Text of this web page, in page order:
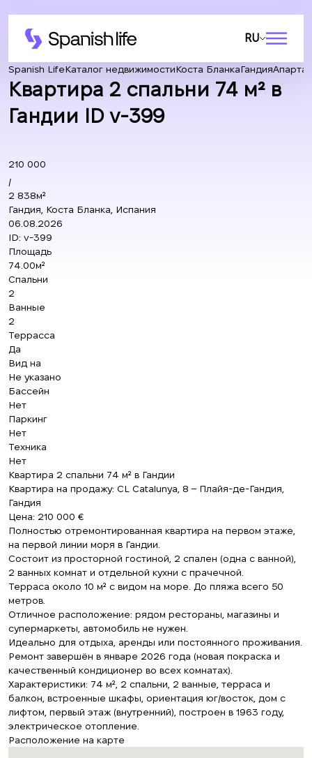
RU
Spanish LifeКаталог недвижимостиКоста БланкаГандия
Квартира 2 спальни 74 м² в
Гандии ID v-399
210 000
/
2 838м²
Гандия, Коста Бланка, Испания
06.08.2026
ID: v-399
Площадь
74.00м²
Спальни
2
Ванные
2
Террасса
Да
Вид на
Не указано
Бассейн
Нет
Паркинг
Нет
Техника
Нет
Квартира 2 спальни 74 м² в Гандии
Квартира на продажу: CL Catalunya, 8 – Плайя-де-Гандия,
Гандия
Цена: 210 000 €
Полностью отремонтированная квартира на первом этаже,
на первой линии моря в Гандии.
Состоит из просторной гостиной, 2 спален (одна с ванной),
2 ванных комнат и отдельной кухни с прачечной.
Терраса около 10 м² с видом на море. До пляжа всего 50
метров.
Отличное расположение: рядом рестораны, магазины и
супермаркеты, автомобиль не нужен.
Идеально для отдыха, аренды или постоянного проживания.
Ремонт завершён в январе 2026 года (новая покраска и
качественный кондиционер во всех комнатах).
Характеристики: 74 м², 2 спальни, 2 ванные, терраса и
балкон, встроенные шкафы, ориентация юг/восток, дом с
лифтом, первый этаж (внутренний), построен в 1963 году,
электрическое отопление.
Расположение на карте